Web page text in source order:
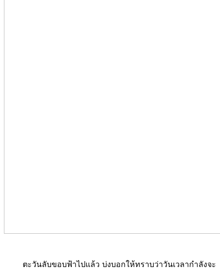
ตะวันลับขอบฟ้าไปแล้ว บ่งบอกให้ทราบว่าวันเวลากำลังจะ